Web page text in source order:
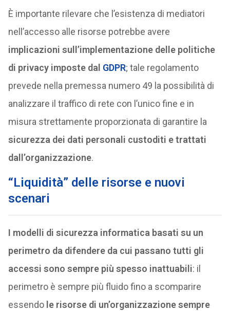
È importante rilevare che l’esistenza di mediatori
nell’accesso alle risorse potrebbe avere
implicazioni sull’implementazione delle politiche
di privacy imposte dal GDPR; tale regolamento
prevede nella premessa numero 49 la possibilità di
analizzare il traffico di rete con l’unico fine e in
misura strettamente proporzionata di garantire la
sicurezza dei dati personali custoditi e trattati
dall’organizzazione.
“Liquidità” delle risorse e nuovi
scenari
I modelli di sicurezza informatica basati su un
perimetro da difendere da cui passano tutti gli
accessi sono sempre più spesso inattuabili: il
perimetro è sempre più fluido fino a scomparire
essendole risorse di un’organizzazione sempre